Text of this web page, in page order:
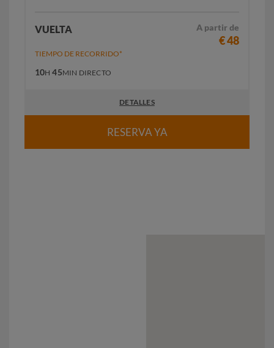
VUELTA A partir de
€ 48
TIEMPO DE RECORRIDO*
10H 45MIN DIRECTO
DETALLES
RESERVA YA